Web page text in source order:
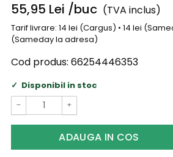
55,95 Lei /buc (TVA inclus)
Tarif livrare: 14 lei (Cargus) • 14 lei
(Sameday la adresa)
Cod produs: 66254446353
Disponibil in stoc
− +
ADAUGA IN COS